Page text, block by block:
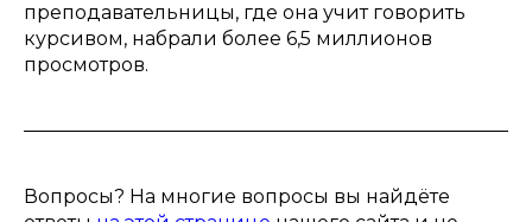
преподавательницы, где она учит говорить
курсивом, набрали более 6,5 миллионов
просмотров.
Вопросы? На многие вопросы вы найдёте